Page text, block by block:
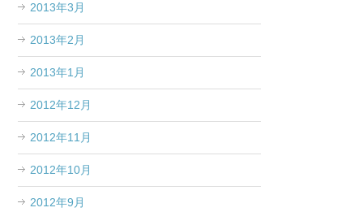
2013年3月
2013年2月
2013年1月
2012年12月
2012年11月
2012年10月
2012年9月